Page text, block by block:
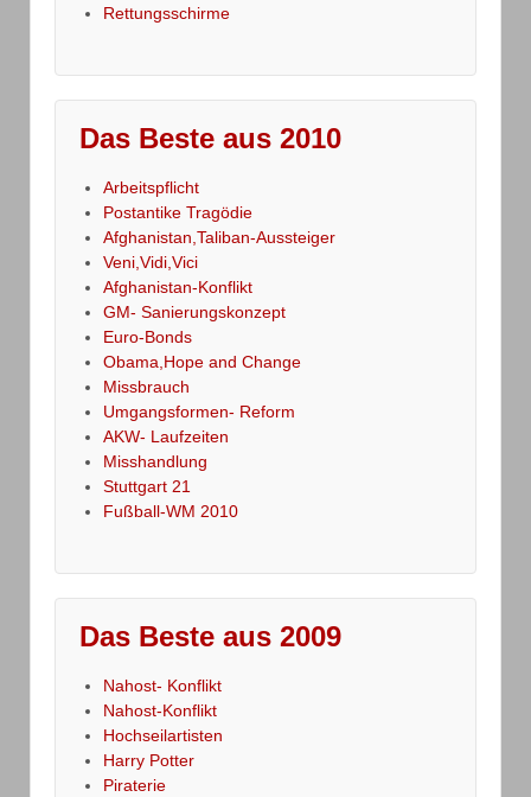
Rettungsschirme
Das Beste aus 2010
Arbeitspflicht
Postantike Tragödie
Afghanistan,Taliban-Aussteiger
Veni,Vidi,Vici
Afghanistan-Konflikt
GM- Sanierungskonzept
Euro-Bonds
Obama,Hope and Change
Missbrauch
Umgangsformen- Reform
AKW- Laufzeiten
Misshandlung
Stuttgart 21
Fußball-WM 2010
Das Beste aus 2009
Nahost- Konflikt
Nahost-Konflikt
Hochseilartisten
Harry Potter
Piraterie